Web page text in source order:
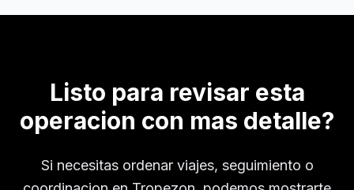
Listo para revisar esta
operacion con mas detalle?
Si necesitas ordenar viajes, seguimiento o